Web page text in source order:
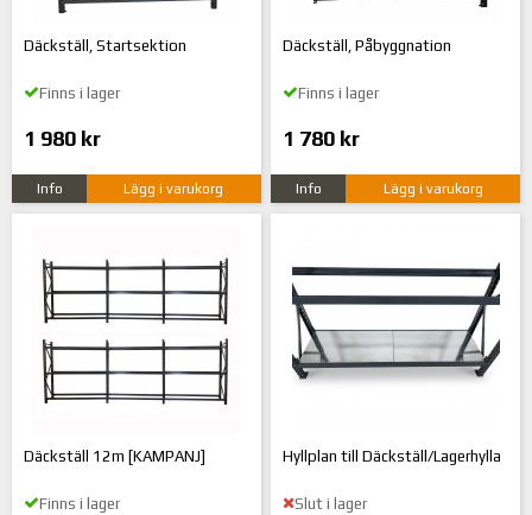
Däckställ, Startsektion
Finns i lager
1 980 kr
Info Lägg i varukorg
Däckställ, Påbyggnation
Finns i lager
1 780 kr
Info Lägg i varukorg
Däckställ 12m [KAMPANJ]
Finns i lager
Hyllplan till Däckställ/Lagerhylla
Slut i lager